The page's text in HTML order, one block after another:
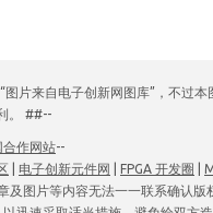
片来自电子创新网图库”，不过
。 ##--
合作网站--
电子创新元件网 FPGA 开发圈
图片等内容无法一一联系确认